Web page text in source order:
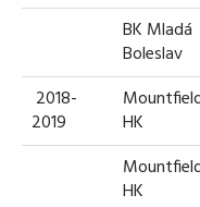
BK Mladá
Boleslav
2018-
2019
HK
HK